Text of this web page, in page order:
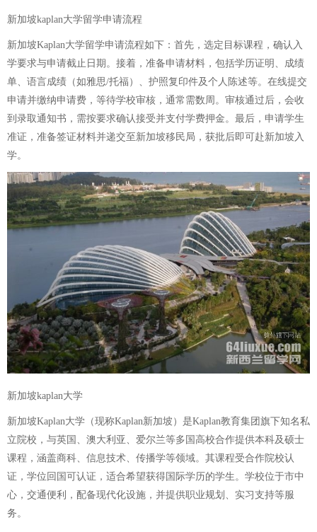
新加坡kaplan大学留学申请流程
新加坡Kaplan大学留学申请流程如下：首先，选定目标课程，确认入
学要求与申请截止日期。接着，准备申请材料，包括学历证明、成绩
单、语言成绩（如雅思/托福）、护照复印件及个人陈述等。在线提交
申请并缴纳申请费，等待学校审核，通常需数周。审核通过后，会收
到录取通知书，需按要求确认接受并支付学费押金。最后，申请学生
准证，准备签证材料并递交至新加坡移民局，获批后即可赴新加坡入
学。
新加坡kaplan大学
新加坡Kaplan大学（现称Kaplan新加坡）是Kaplan教育集团旗下知名私
立院校，与英国、澳大利亚、爱尔兰等多国高校合作提供本科及硕士
课程，涵盖商科、信息技术、传播学等领域。其课程受合作院校认
证，学位回国可认证，适合希望获得国际学历的学生。学校位于市中
心，交通便利，配备现代化设施，并提供职业规划、实习支持等服
务。